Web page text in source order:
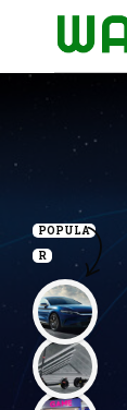
POPULA
R